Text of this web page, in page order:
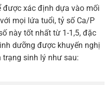
được xác định dựa vào mối
mọi lứa tuổi, tỷ số Ca/P
này tốt nhất từ 1-1,5, đặc
dưỡng được khuyến nghị
sinh lý như sau: